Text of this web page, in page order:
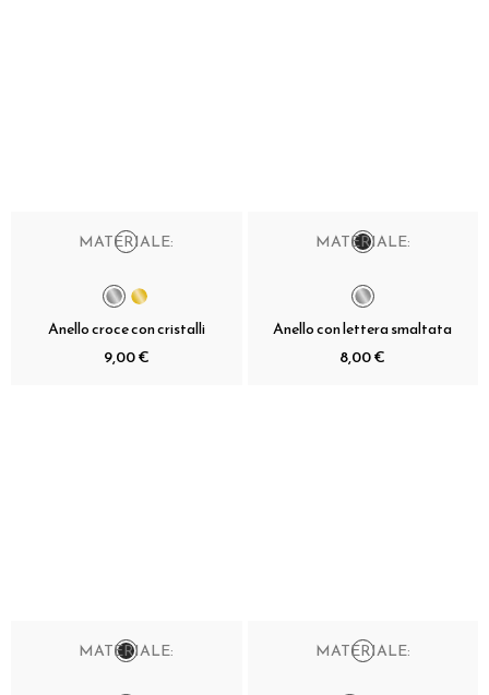
MATERIALE:
Anello croce con cristalli
9,00 €
MATERIALE:
Anello con lettera smaltata
8,00 €
MATERIALE: MATERIALE: